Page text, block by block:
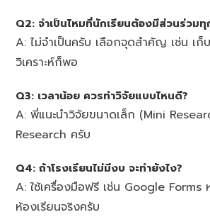
Q2: จำเป็นไหมที่นักเรียนต้องมีส่วนร่วม
A: ไม่จำเป็นครับ เลือกจุดสำคัญ เช่น เ
วิเคราะห์ก็พอ
Q3: เวลาน้อย ควรทำวิจัยแบบไหนดี?
A: พี่แนะนำวิจัยขนาดเล็ก (Mini
Research ครับ
Q4: ถ้าโรงเรียนไม่มีงบ จะทำยังไง?
A: ใช้เครื่องมือฟรี เช่น Google Forms
ห้องเรียนจริงครับ